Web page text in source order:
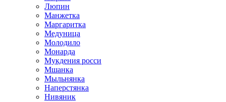
Люпин
Манжетка
Маргаритка
Медуница
Молодило
Монарда
Мукдения росси
Мшанка
Мыльнянка
Наперстянка
Нивяник